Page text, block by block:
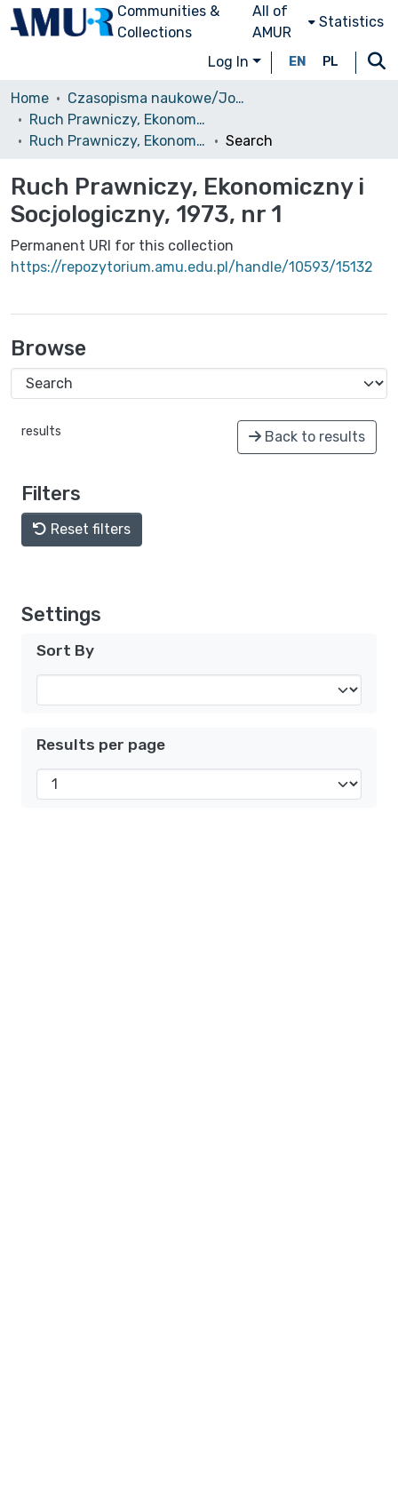
Communities &
Collections
All of
AMUR
Statistics
Log In EN PL
Home
Czasopisma naukowe/Journals
Ruch Prawniczy, Ekonomiczny i Socjologiczny
Ruch Prawniczy, Ekonomiczny i Socjologiczny, 1973, nr 1
Search
Ruch Prawniczy, Ekonomiczny i
Socjologiczny, 1973, nr 1
Permanent URI for this collection
https://repozytorium.amu.edu.pl/handle/10593/15132
Browse
results Back to results
Filters
Reset filters
Settings
Sort By
Results per page